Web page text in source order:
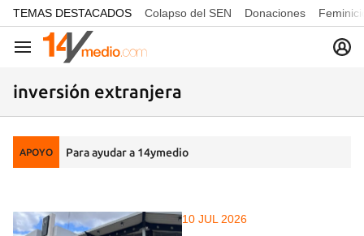
common.go-to-content
TEMAS DESTACADOS Colapso del SEN Donaciones
Navegación
inversión extranjera
APOYO Para ayudar a 14ymedio
10 JUL 2026